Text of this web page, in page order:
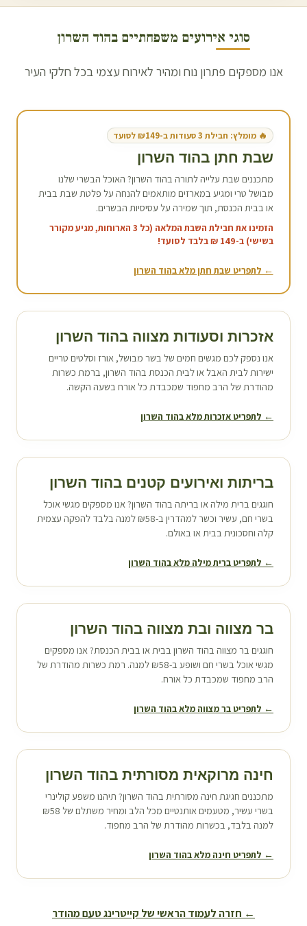
סוגי אירועים משפחתיים בהוד השרון
אנו מספקים פתרון נוח ומהיר לאירוח עצמי בכל חלקי העיר
🔥 מומלץ: חבילת 3 סעודות ב-₪149 לסועד
שבת חתן בהוד השרון
מתכננים שבת עלייה לתורה בהוד השרון? האוכל הבשרי שלנו
מבושל טרי ומגיע במארזים מותאמים להנחה על פלטת שבת בבית
או בבית הכנסת, תוך שמירה על עסיסיות הבשרים.
הזמינו את חבילת השבת המלאה (כל 3 הארוחות, מגיע מקורר
בשישי) ב-149 ₪ בלבד לסועד!
← לתפריט שבת חתן מלא בהוד השרון
אזכרות וסעודות מצווה בהוד השרון
אנו נספק לכם מגשים חמים של בשר מבושל, אורז וסלטים טריים
ישירות לבית האבל או לבית הכנסת בהוד השרון, ברמת כשרות
מהודרת של הרב מחפוד שמכבדת כל אורח בשעה הקשה.
← לתפריט אזכרות מלא בהוד השרון
בריתות ואירועים קטנים בהוד השרון
חוגגים ברית מילה או בריתה בהוד השרון? אנו מספקים מגשי אוכל
בשרי חם, עשיר וכשר למהדרין ב-₪58 למנה בלבד להפקה עצמית
קלה וחסכונית בבית או באולם.
← לתפריט ברית מילה מלא בהוד השרון
בר מצווה ובת מצווה בהוד השרון
חוגגים בר מצווה בהוד השרון בבית או בבית הכנסת? אנו מספקים
מגשי אוכל בשרי חם ושופע ב-₪58 למנה. רמת כשרות מהודרת של
הרב מחפוד שמכבדת כל אורח.
← לתפריט בר מצווה מלא בהוד השרון
חינה מרוקאית מסורתית בהוד השרון
מתכננים חגיגת חינה מסורתית בהוד השרון? תיהנו משפע קולינרי
בשרי עשיר, מטעמים אותנטיים מכל הלב ומחיר משתלם של ₪58
למנה בלבד, בכשרות מהודרת של הרב מחפוד.
← לתפריט חינה מלא בהוד השרון
← חזרה לעמוד הראשי של קייטרינג טעם מהודר